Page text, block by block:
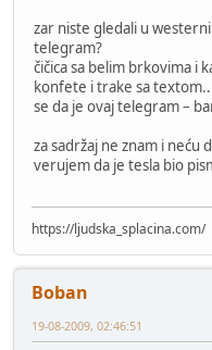
zar niste gledali u
telegram?
čičica sa belim brkovima i
konfete i trake sa
se da je ovaj telegram –
za sadržaj ne znam i neću
verujem da je tesla bio
https://ljudska_splacina.com/
Boban
19-08-2009, 02:46:51